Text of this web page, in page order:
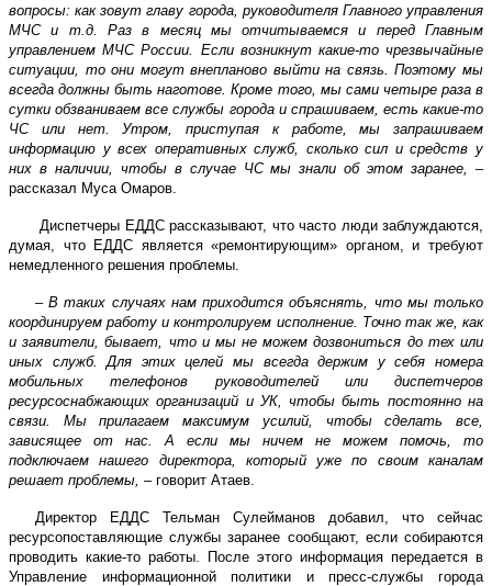
вопросы: как зовут главу города, руководителя Главного управления
МЧС и т.д. Раз в месяц мы отчитываемся и перед Главным
управлением МЧС России. Если возникнут какие-то чрезвычайные
ситуации, то они могут внепланово выйти на связь. Поэтому мы
всегда должны быть наготове. Кроме того, мы сами четыре раза в
сутки обзваниваем все службы города и спрашиваем, есть какие-то
ЧС или нет. Утром, приступая к работе, мы запрашиваем
информацию у всех оперативных служб, сколько сил и средств у
них в наличии, чтобы в случае ЧС мы знали об этом заранее,
–
рассказал Муса Омаров.
Диспетчеры ЕДДС рассказывают, что часто люди заблуждаются,
думая, что ЕДДС является «ремонтирующим» органом, и требуют
немедленного решения проблемы.
–В таких случаях нам приходится объяснять, что мы только
координируем работу и контролируем исполнение. Точно так же, как
и заявители, бывает, что и мы не можем дозвониться до тех или
иных служб. Для этих целей мы всегда держим у себя номера
мобильных телефонов руководителей или диспетчеров
ресурсоснабжающих организаций и УК, чтобы быть постоянно на
связи. Мы прилагаем максимум усилий, чтобы сделать все,
зависящее от нас. А если мы ничем не можем помочь, то
подключаем нашего директора, который уже по своим каналам
решает проблемы, – говорит Атаев.
Директор ЕДДС Тельман Сулейманов добавил, что сейчас
ресурсопоставляющие службы заранее сообщают, если собираются
проводить какие-то работы. После этого информация передается в
Управление информационной политики и пресс-службы города